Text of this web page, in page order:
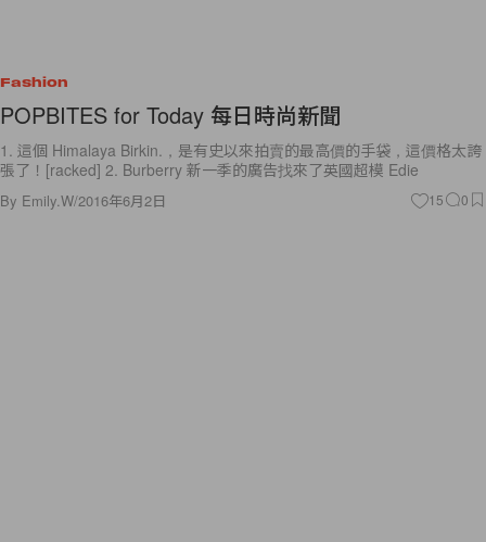
Fashion
POPBITES for Today 每日時尚新聞
1. 這個 Himalaya Birkin.，是有史以來拍賣的最高價的手袋，這價格太誇
張了！[racked] 2. Burberry 新一季的廣告找來了英國超模 Edie
By Emily.W/2016年6月2日 15 0